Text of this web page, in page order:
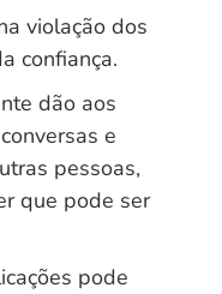
violação dos
confiança.
dão aos
e
pessoas,
que pode ser
pode